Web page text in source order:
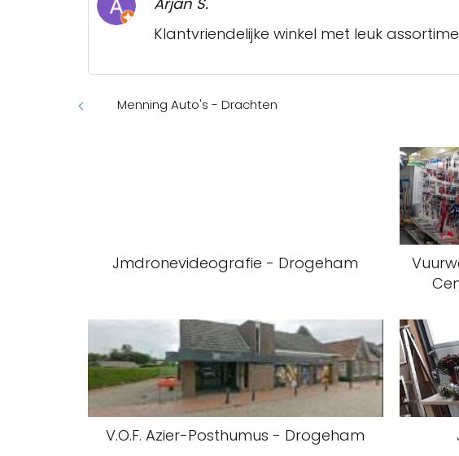
Klantvriendelijke winkel met leuk
Menning Auto's - Drachten
Jmdronevideografie - Drogeham
V.O.F. Azier-Posthumus - Drogeham